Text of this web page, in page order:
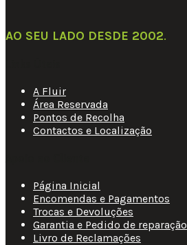
AO SEU LADO DESDE 2002.
A Fluir
Área Reservada
Pontos de Recolha
Contactos e Localização
Página Inicial
Encomendas e Pagamentos
Trocas e Devoluções
Garantia e Pedido de reparação
Livro de Reclamações